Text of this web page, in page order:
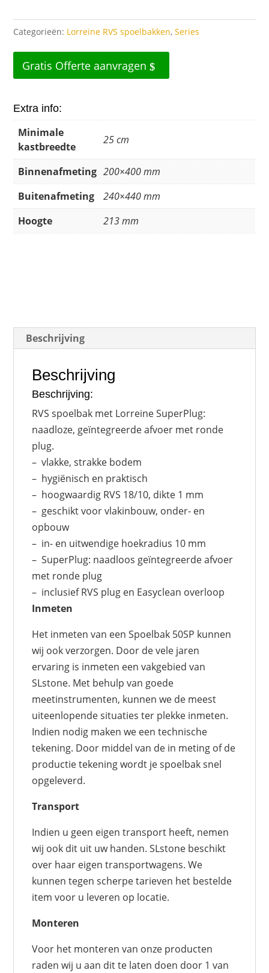
Categorieën: Lorreine RVS spoelbakken,Series
Gratis Offerte aanvragen
Extra info:
Minimale
kastbreedte
25 cm
Binnenafmeting 200×400 mm
Buitenafmeting
240×440 mm
Hoogte
213 mm
Beschrijving
Beschrijving
Beschrijving:
RVS spoelbak met Lorreine SuperPlug:
naadloze, geïntegreerde afvoer met ronde
plug.
– vlakke, strakke bodem
– hygiënisch en praktisch
– hoogwaardig RVS 18/10, dikte 1 mm
– geschikt voor vlakinbouw, onder- en
opbouw
– in- en uitwendige hoekradius 10 mm
– SuperPlug: naadloos geïntegreerde afvoer
met ronde plug
– inclusief RVS plug en Easyclean overloop
Inmeten
Het inmeten van een Spoelbak 50SP kunnen
wij ook verzorgen. Door de vele jaren
ervaring is inmeten een vakgebied van
SLstone. Met behulp van goede
meetinstrumenten, kunnen we de meest
uiteenlopende situaties ter plekke inmeten.
Indien nodig maken we een technische
tekening. Door middel van de in meting of de
productie tekening wordt je spoelbak snel
opgeleverd.
Transport
Indien u geen eigen transport heeft, nemen
wij ook dit uit uw handen. SLstone beschikt
over haar eigen transportwagens. We
kunnen tegen scherpe tarieven het bestelde
item voor u leveren op locatie.
Monteren
Voor het monteren van onze producten
raden wij u aan dit te laten doen door 1 van